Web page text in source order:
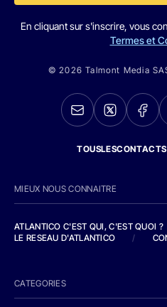
En cliquant sur s'inscrire, vous
Termes et
© 2026 Talmont Media
MIEUX NOUS CONNAITRE
ATLANTICO C'EST QUI, C'EST QUOI ?
LE RESEAU D'ATLANTICO
/
CATEGORIES